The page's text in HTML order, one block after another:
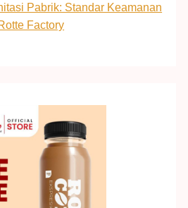
Pabrik: Standar Keamanan
Factory